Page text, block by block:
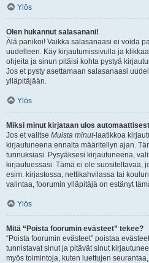
Ylös
Olen hukannut salasanani!
Älä panikoi! Vaikka salasanaasi ei voida
uudelleen. Käy kirjautumissivulla ja klikkaa
ohjeita ja sinun pitäisi kohta pystyä
Jos et pysty asettamaan salasanaasi
ylläpitäjään.
Ylös
Miksi minut kirjataan ulos
Jos et valitse Muista minut-laatikkoa
kirjautuneena ennalta määritellyn ajan.
tunnuksiasi. Pysyäksesi kirjautuneena,
kirjautuessasi. Tämä ei ole suositeltavaa,
esim. kirjastossa, nettikahvilassa tai
valintaa, foorumin ylläpitäjä on estänyt
Ylös
Mitä “Poista foorumin evästeet” tekee?
“Poista foorumin evästeet” poistaa
tunnistavat sinut ja pitävät sinut
myös toimintoja, kuten luettujen